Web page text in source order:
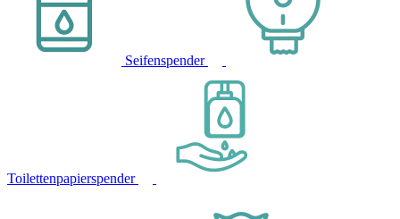
Seifenspender
Toilettenpapierspender